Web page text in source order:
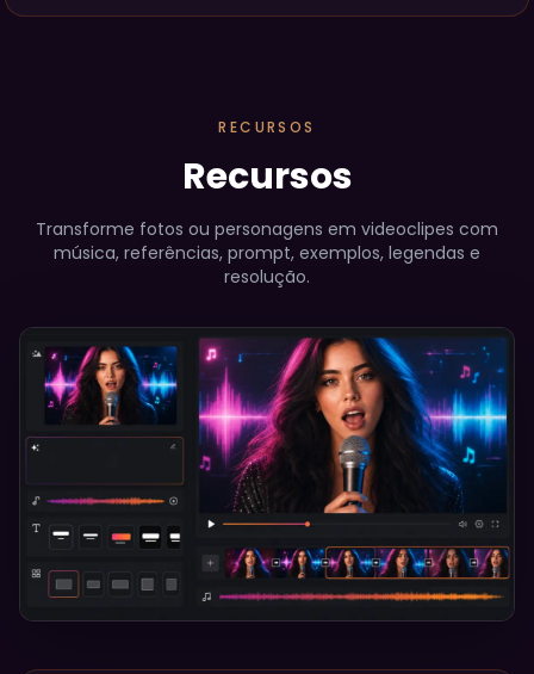
RECURSOS
Recursos
Transforme fotos ou personagens em videoclipes com
música, referências, prompt, exemplos, legendas e
resolução.